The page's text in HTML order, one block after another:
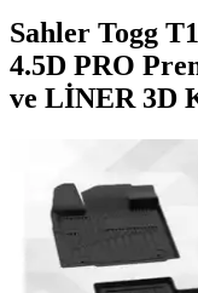
Sahler Togg
4.5D PRO
ve LİNER 3D